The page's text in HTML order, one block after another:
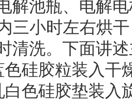
解池瓶、电解
三小时左右烘
清洗。下面讲
胶粒装入干
硅胶垫装入